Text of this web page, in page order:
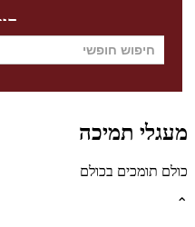
תמיכה
בכולם